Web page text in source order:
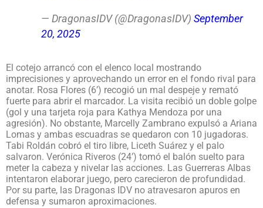
— DragonasIDV (@DragonasIDV) September
20, 2025
El cotejo arrancó con el elenco local mostrando
imprecisiones y aprovechando un error en el fondo rival para
anotar. Rosa Flores (6’) recogió un mal despeje y remató
fuerte para abrir el marcador. La visita recibió un doble golpe
(gol y una tarjeta roja para Kathya Mendoza por una
agresión). No obstante, Marcelly Zambrano expulsó a Ariana
Lomas y ambas escuadras se quedaron con 10 jugadoras.
Tabi Roldán cobró el tiro libre, Liceth Suárez y el palo
salvaron. Verónica Riveros (24’) tomó el balón suelto para
meter la cabeza y nivelar las acciones. Las Guerreras Albas
intentaron elaborar juego, pero carecieron de profundidad.
Por su parte, las Dragonas IDV no atravesaron apuros en
defensa y sumaron aproximaciones.